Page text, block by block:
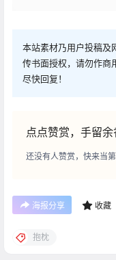
本站素材乃用户投稿及
传书面授权，请勿作商
尽快回复！
点点赞赏，手留余
还没有人赞赏，快来当第
海报分享 收藏
抱枕